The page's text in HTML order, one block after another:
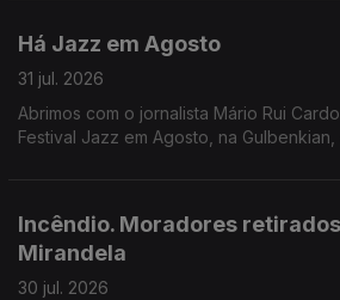
Há Jazz em Agosto
31 jul. 2026
Abrimos com o jornalista Mário Rui
Festival Jazz em Agosto, na
Incêndio. Moradores
Mirandela
30 jul. 2026